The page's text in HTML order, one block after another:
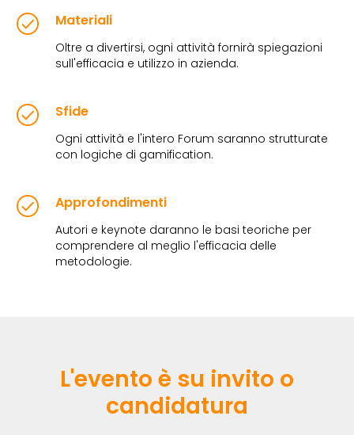
Materiali
Oltre a divertirsi, ogni attività fornirà spiegazioni
sull'efficacia e utilizzo in azienda.
Sfide
Ogni attività e l'intero Forum saranno strutturate
con logiche di gamification.
Approfondimenti
Autori e keynote daranno le basi teoriche per
comprendere al meglio l'efficacia delle
metodologie.
L'evento è su invito o
candidatura